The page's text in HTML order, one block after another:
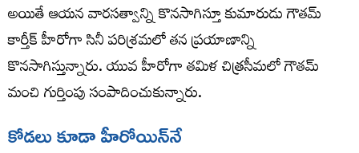
అయితే ఆయన వారసత్వాన్ని కొనసాగిస్తూ కుమారుడు గౌతమ్
కార్తీక్ హీరోగా సినీ పరిశ్రమలో తన ప్రయాణాన్ని
కొనసాగిస్తున్నారు. యువ హీరోగా తమిళ చిత్రసీమలో గౌతమ్
మంచి గుర్తింపు సంపాదించుకున్నారు.
కోడలు కూడా హీరోయిన్‌నే